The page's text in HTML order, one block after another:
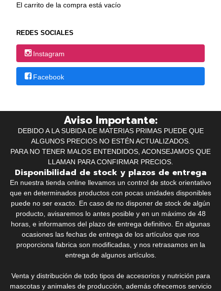
El carrito de la compra está vacío
REDES SOCIALES
Instagram
Facebook
Aviso Importante:
DEBIDO A LA SUBIDA DE MATERIAS PRIMAS PUEDE QUE
ALGUNOS PRECIOS NO ESTÉN ACTUALIZADOS.
PARA NO TENER MALOS ENTENDIDOS, ACONSEJAMOS QUE
LLAMAN PARA CONFIRMAR PRECIOS.
Disponibilidad de stock y plazos de entrega
En nuestra tienda online llevamos un control de stock orientativo
que en determinados productos con pocas unidades disponibles
puede no ser exacto. En caso de no disponer de stock de algún
producto, avisaremos lo antes posible y en un máximo de 48
horas, e informamos del plazo de entrega definitivo. En algunas
ocasiones las fechas de entrega de los artículos que nos
proporciona fabrica son modificadas, y nos retrasamos en la
entrega de algunos artículos.
Venta y distribución de todo tipos de accesorios y nutrición para
mascotas y animales de producción, además ofrecemos servicio